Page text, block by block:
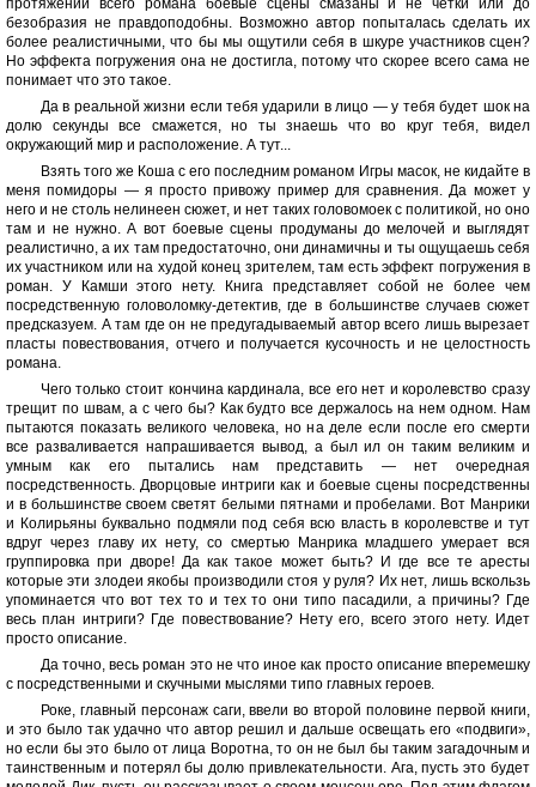
безобразия не правдоподобны. Возможно автор попыталась сделать их
более реалистичными, что бы мы ощутили себя в шкуре участников сцен?
Но эффекта погружения она не достигла, потому что скорее всего сама не
понимает что это такое.
Да в реальной жизни если тебя ударили в лицо — у тебя будет шок на
долю секунды все смажется, но ты знаешь что во круг тебя, видел
окружающий мир и расположение. А тут...
Взять того же Коша с его последним романом Игры масок, не кидайте в
меня помидоры — я просто привожу пример для сравнения. Да может у
него и не столь нелинеен сюжет, и нет таких головомоек с политикой, но оно
там и не нужно. А вот боевые сцены продуманы до мелочей и выглядят
реалистично, а их там предостаточно, они динамичны и ты ощущаешь себя
их участником или на худой конец зрителем, там есть эффект погружения в
роман. У Камши этого нету. Книга представляет собой не более чем
посредственную головоломку-детектив, где в большинстве случаев сюжет
предсказуем. А там где он не предугадываемый автор всего лишь вырезает
пласты повествования, отчего и получается кусочность и не целостность
романа.
Чего только стоит кончина кардинала, все его нет и королевство сразу
трещит по швам, а с чего бы? Как будто все держалось на нем одном. Нам
пытаются показать великого человека, но на деле если после его смерти
все разваливается напрашивается вывод, а был ил он таким великим и
умным как его пытались нам представить — нет очередная
посредственность. Дворцовые интриги как и боевые сцены посредственны
и в большинстве своем светят белыми пятнами и пробелами. Вот Манрики
и Колирьяны буквально подмяли под себя всю власть в королевстве и тут
вдруг через главу их нету, со смертью Манрика младшего умерает вся
группировка при дворе! Да как такое может быть? И где все те аресты
которые эти злодеи якобы производили стоя у руля? Их нет, лишь вскользь
упоминается что вот тех то и тех то они типо пасадили, а причины? Где
весь план интриги? Где повествование? Нету его, всего этого нету. Идет
просто описание.
Да точно, весь роман это не что иное как просто описание вперемешку
с посредственными и скучными мыслями типо главных героев.
Роке, главный персонаж саги, ввели во второй половине первой книги,
и это было так удачно что автор решил и дальше освещать его «подвиги»,
но если бы это было от лица Воротна, то он не был бы таким загадочным и
таинственным и потерял бы долю привлекательности. Ага, пусть это будет